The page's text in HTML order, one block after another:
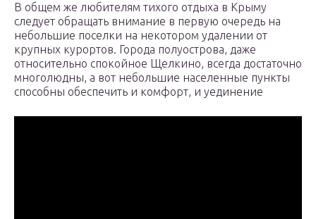
В общем же любителям тихого отдыха в Крыму
следует обращать внимание в первую очередь на
небольшие поселки на некотором удалении от
крупных курортов. Города полуострова, даже
относительно спокойное Щелкино, всегда достаточно
многолюдны, а вот небольшие населенные пункты
способны обеспечить и комфорт, и уединение